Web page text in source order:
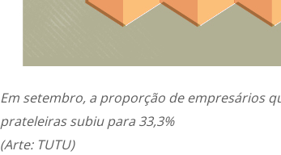
Em setembro, a proporção de empresários
prateleiras subiu para 33,3%
(Arte: TUTU)